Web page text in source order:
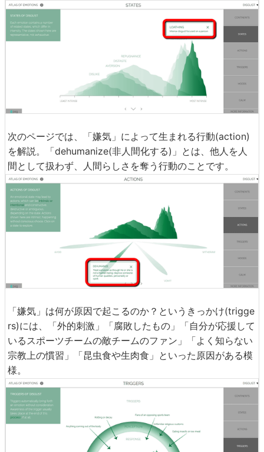
次のページでは、「嫌気」によって生まれる行動(action)
を解説。「dehumanize(非人間化する)」とは、他人を人
間として扱わず、人間らしさを奪う行動のことです。
「嫌気」は何が原因で起こるのか？というきっかけ(trigge
rs)には、「外的刺激」「腐敗したもの」「自分が応援して
いるスポーツチームの敵チームのファン」「よく知らない
宗教上の慣習」「昆虫食や生肉食」といった原因がある模
様。